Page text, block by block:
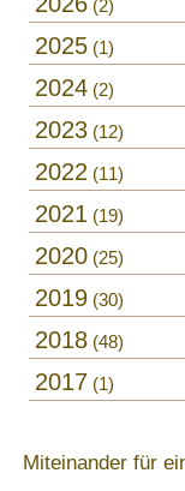
2
2025 1
2024 2
2023 12
2022 11
2021 19
2020 25
2019 30
2018 48
2017 1
Miteinander für